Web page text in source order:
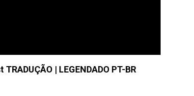
| LEGENDADO PT-BR